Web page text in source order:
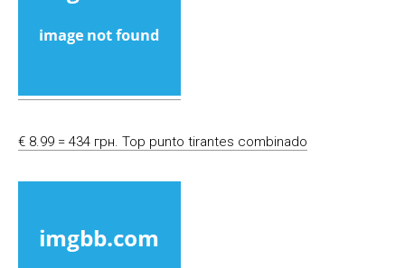
€ 8.99 = 434 грн. Top punto tirantes combinado